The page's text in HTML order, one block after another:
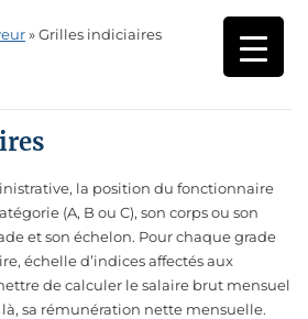
»Grilles indiciaires
la position du fonctionnaire
(A, B ou C), son corps ou son
et son échelon. Pour chaque grade
échelle d’indices affectés aux
de calculer le salaire brut mensuel
sa rémunération nette mensuelle.